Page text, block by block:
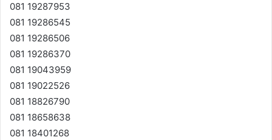
081 19287953
081 19286545
081 19286506
081 19286370
081 19043959
081 19022526
081 18826790
081 18658638
081 18401268